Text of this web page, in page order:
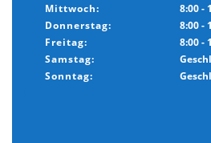
Mittwoch:
8:00 -
Donnerstag:
8:00 -
Freitag:
8:00 -
Samstag:
Sonntag: